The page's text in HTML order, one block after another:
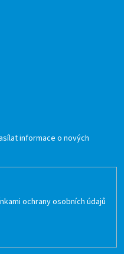
informace o nových
ochrany osobních údajů